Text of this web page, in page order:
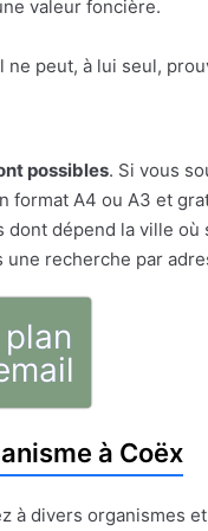
valeur foncière.
peut, à lui seul,
possibles. Si vous
A4 ou A3 et
dépend la ville
recherche par
à Coëx
divers organismes